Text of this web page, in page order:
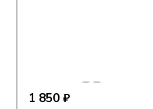
1 850 ₽